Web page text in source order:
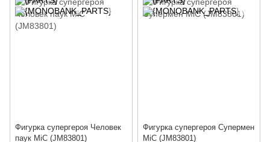
Фигурка супергероя Человек
паук MiC (JM83801)
Фигурка супергероя Супермен
MiC (JM83801)